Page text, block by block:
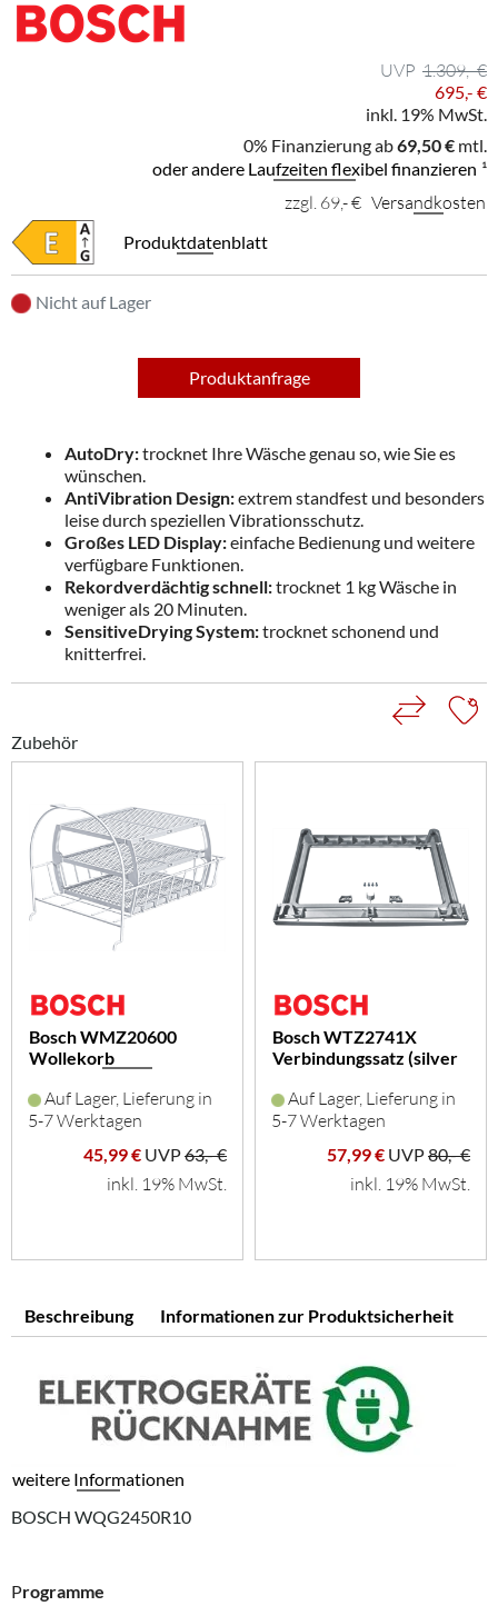
1.309,- €
695,- €
inkl. 19% MwSt.
0% Finanzierung ab69,50 € mtl.
oder andere Laufzeiten flexibel finanzieren ¹
zzgl. 69,- € Versandkosten
Produktdatenblatt
Nicht auf Lager
Produktanfrage
AutoDry:trocknet Ihre Wäsche genau so, wie Sie es
wünschen.
AntiVibration Design:extrem standfest und besonders
leise durch speziellen Vibrationsschutz.
Großes LED Display:einfache Bedienung und weitere
verfügbare Funktionen.
Rekordverdächtig schnell:trocknet 1 kg Wäsche in
weniger als 20 Minuten.
SensitiveDrying System:trocknet schonend und
knitterfrei.
Zubehör
Bosch WMZ20600
Wollekorb
Auf Lager, Lieferung in
5-7 Werktagen
45,99 € UVP63,- €
inkl. 19% MwSt.
Bosch WTZ2741X
Verbindungssatz (silver
Auf Lager, Lieferung in
5-7 Werktagen
57,99 € UVP80,- €
inkl. 19% MwSt.
Beschreibung Informationen zur Produktsicherheit
weitere Informationen
BOSCH WQG2450R10
Programme